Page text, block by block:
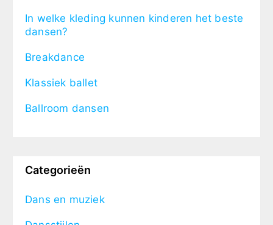
In welke kleding kunnen kinderen het beste
dansen?
Breakdance
Klassiek ballet
Ballroom dansen
Categorieën
Dans en muziek